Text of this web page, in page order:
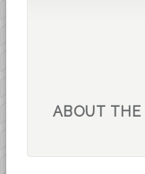
ABOUT THE